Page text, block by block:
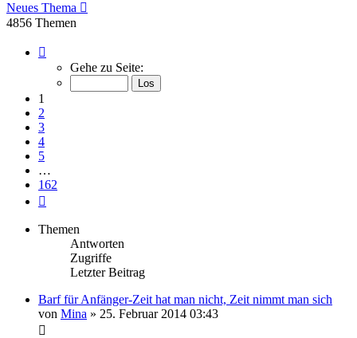
Neues Thema
4856 Themen
von
Gehe zu Seite:
1
2
3
4
5
…
162
Themen
Antworten
Zugriffe
Letzter Beitrag
Barf für Anfänger-Zeit hat man nicht, Zeit nimmt man sich
von Mina » 25. Februar 2014 03:43